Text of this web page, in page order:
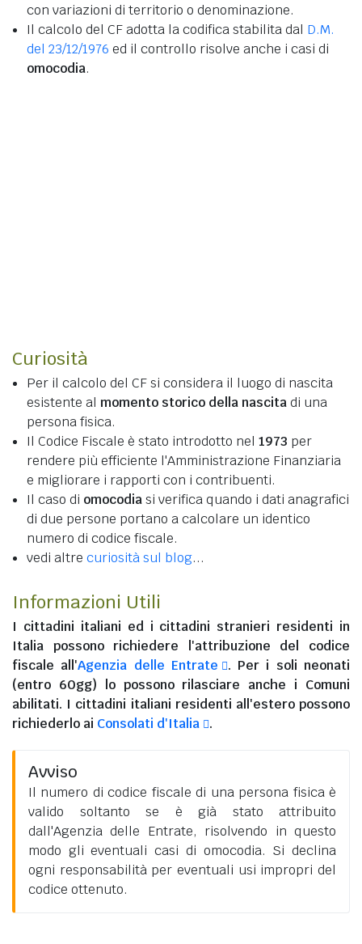
con variazioni di territorio o denominazione.
Il calcolo del CF adotta la codifica stabilita dal D.M.
del 23/12/1976 ed il controllo risolve anche i casi di
omocodia.
Curiosità
Per il calcolo del CF si considera il luogo di nascita
esistente al momento storico della nascitadi una
persona fisica.
Il Codice Fiscale è stato introdotto nel 1973 per
rendere più efficiente l'Amministrazione Finanziaria
e migliorare i rapporti con i contribuenti.
Il caso di omocodiasi verifica quando i dati anagrafici
di due persone portano a calcolare un identico
numero di codice fiscale.
vedi altre curiosità sul blog...
Informazioni Utili
I cittadini italiani ed i cittadini stranieri residenti in
Italia possono richiedere l'attribuzione del codice
fiscale all'Agenzia delle Entrate
. Per i soli neonati
(entro 60gg) lo possono rilasciare anche i Comuni
abilitati. I cittadini italiani residenti all'esteropossono
richiederlo ai Consolati d'Italia .
Avviso
Il numero di codice fiscale di una persona fisica è
valido soltanto se è già stato attribuito
dall'Agenzia delle Entrate, risolvendo in questo
modo gli eventuali casi di omocodia. Si declina
ogni responsabilità per eventuali usi impropri del
codice ottenuto.